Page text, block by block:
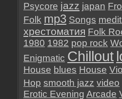
Psycore jazz japan
Folk mp3 Songs
хрестоматия Folk
1980 1982 pop rock
Enigmatic Chillout
House blues House
Hop smooth jazz video
Erotic Evening Arcade